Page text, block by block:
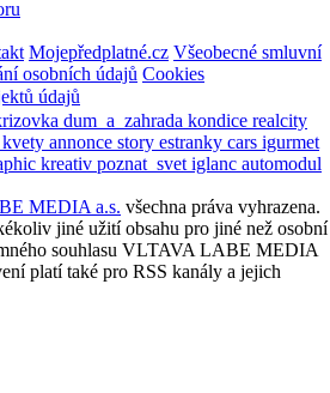
Mojepředplatné.cz Všeobecné smluvní
osobních údajů Cookies
údajů
dum_a_zahrada kondice realcity
kvety annonce story estranky cars igurmet
kreativ poznat_svet iglanc automodul
MEDIA a.s. všechna práva vyhrazena.
jiné užití obsahu pro jiné než osobní
souhlasu VLTAVA LABE MEDIA
platí také pro RSS kanály a jejich